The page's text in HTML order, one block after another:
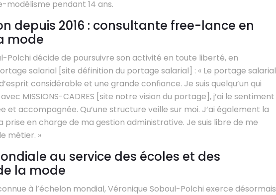
pendant 14 ans.
depuis 2016 : consultante free-lance en
mode
Polchi décide de poursuivre son activité en toute liberté, en
salarial [site définition du portage salarial] : « Le portage salarial
considérable et une grande confiance. Je suis quelqu’un qui
MISSIONS-CADRES [site notre vision du portage], j’ai le sentiment
et accompagnée. Qu’une structure veille sur moi. J’ai également la
prise en charge de ma gestion administrative. Je suis libre de me
métier. »
au service des écoles et des
la mode
à l’échelon mondial, Véronique Soboul-Polchi exerce désormais